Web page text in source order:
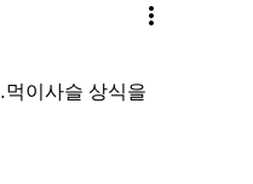
more_vert
이사슬 상식을